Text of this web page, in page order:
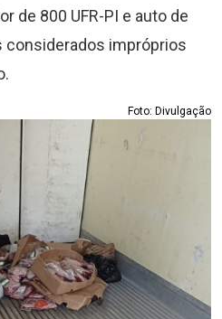
de 800 UFR-PI e auto de
considerados impróprios
Foto: Divulgação